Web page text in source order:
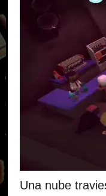
Una nube